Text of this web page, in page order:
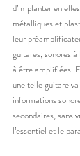
d’implanter en
métalliques et
leur
guitares, sonores
à être amplifiées.
une telle guitare
informations
secondaires, sans
l’essentiel et le